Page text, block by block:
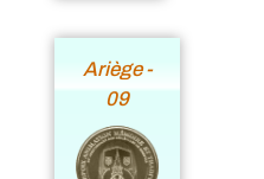
Ariège -
09